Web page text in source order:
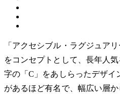
「アクセシブル・ラグジュア
をコンセプトとして、長年人
字の「C」をあしらったデザイ
があるほど有名で、幅広い層